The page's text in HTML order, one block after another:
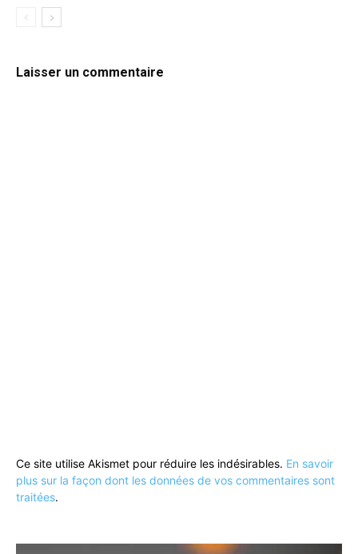
Laisser un commentaire
Ce site utilise Akismet pour réduire les indésirables. En savoir
plus sur la façon dont les données de vos commentaires sont
traitées.